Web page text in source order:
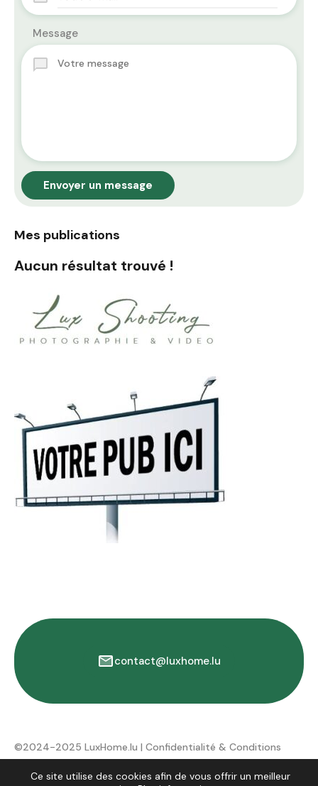
Message
Envoyer un message
Mes publications
Aucun résultat trouvé !
contact@luxhome.lu
©2024-2025 LuxHome.lu | Confidentialité & Conditions
d'utilisation
Ce site utilise des cookies afin de vous offrir un meilleur